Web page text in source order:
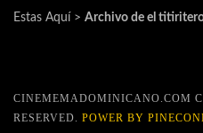
Estas Aquí > Archivo de el
CINEMEMADOMINICANO.COM
RESERVED. POWER BY